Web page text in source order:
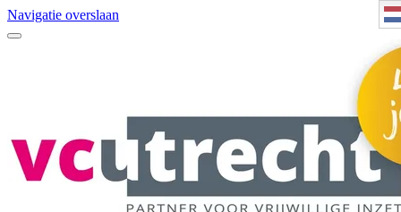
Navigatie overslaan